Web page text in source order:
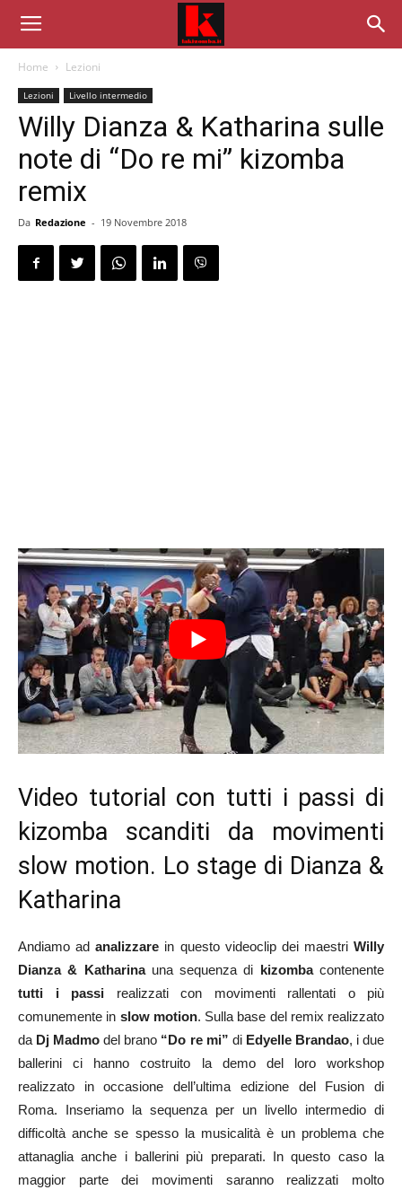
Home Lezioni
Lezioni Livello intermedio
Willy Dianza & Katharina sulle
note di “Do re mi” kizomba
remix
Da Redazione - 19 Novembre 2018
Video tutorial con tutti i passi di
kizomba scanditi da movimenti
slow motion. Lo stage di Dianza &
Katharina
Andiamo adanalizzare in questo videoclip dei maestri Willy
Dianza & Katharinauna sequenza di kizombacontenente
tutti i passi realizzati con movimenti rallentati o più
comunemente in slow motion. Sulla base del remix realizzato
da Dj Madmo del brano “Do re mi” di Edyelle Brandao, i due
ballerini ci hanno costruito la demo del loro workshop
realizzato in occasione dell’ultima edizione del Fusion di
Roma. Inseriamo la sequenza per un livello intermedio di
difficoltà anche se spesso la musicalità è un problema che
attanaglia anche i ballerini più preparati. In questo caso la
maggior parte dei movimenti saranno realizzati molto